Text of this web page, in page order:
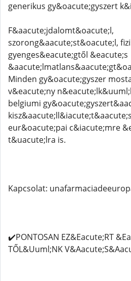
generikus gy&oacute;gyszert
F&aacute;jdalomt&oacute;l,
szorong&aacute;st&oacute;l,
gyenges&eacute;gtől &eacute;s
Minden gy&oacute;gyszer
v&eacute;ny
belgiumi
eur&oacute;pai c&iacute;mre
t&uacute;lra is.
Kapcsolat:
✔️PONTOSAN EZ&Eacute;RT
TŐL&Uuml;NK